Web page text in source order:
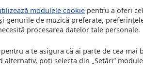
modulele cookie pentru a oferi
genurile de muzică preferate,
procesarea datelor tale personale.
pentru a te asigura că ai parte de cea
alternativ, poți selecta din „Setări”